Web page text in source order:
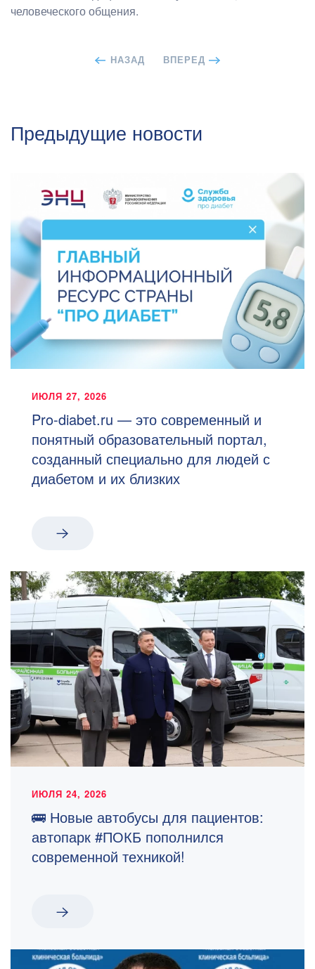
человеческого общения.
НАЗАД ВПЕРЕД
Предыдущие новости
ИЮЛЯ 27, 2026
Pro-diabet.ru — это современный и
понятный образовательный портал,
созданный специально для людей с
диабетом и их близких
ИЮЛЯ 24, 2026
🚌 Новые автобусы для пациентов:
автопарк #ПОКБ пополнился
современной техникой!